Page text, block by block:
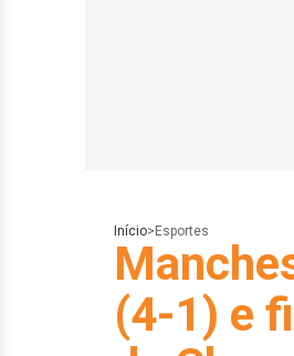
Início> Esportes
(4-1) e